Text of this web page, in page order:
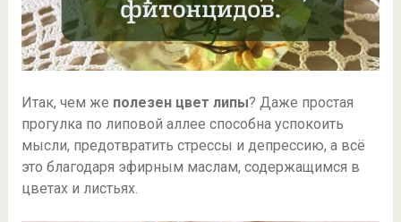
Итак, чем же полезен цвет липы? Даже простая
прогулка по липовой аллее способна успокоить
мысли, предотвратить стрессы и депрессию, а всё
это благодаря эфирным маслам, содержащимся в
цветах и листьях.